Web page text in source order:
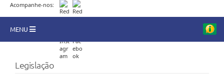
Acompanhe-nos:
MENU
Secretarias
Legislação